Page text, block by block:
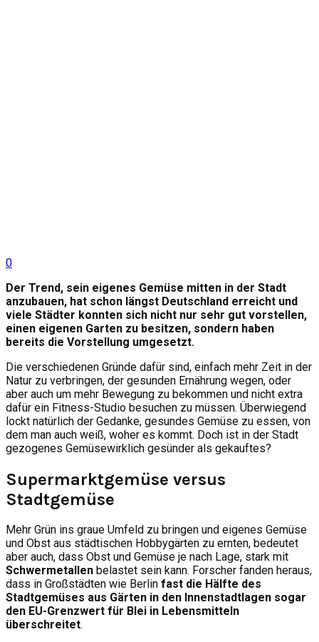
0
Der Trend, sein eigenes Gemüse mitten in der Stadt
anzubauen, hat schon längst Deutschland erreicht und
viele Städter konnten sich nicht nur sehr gut vorstellen,
einen eigenen Garten zu besitzen, sondern haben
bereits die Vorstellung umgesetzt.
Die verschiedenen Gründe dafür sind, einfach mehr Zeit in der
Natur zu verbringen, der gesunden Ernährung wegen, oder
aber auch um mehr Bewegung zu bekommen und nicht extra
dafür ein Fitness-Studio besuchen zu müssen. Überwiegend
lockt natürlich der Gedanke, gesundes Gemüse zu essen, von
dem man auch weiß, woher es kommt. Doch ist in der Stadt
gezogenes Gemüsewirklich gesünder als gekauftes?
Supermarktgemüse versus
Stadtgemüse
Mehr Grün ins graue Umfeld zu bringen und eigenes Gemüse
und Obst aus städtischen Hobbygärten zu ernten, bedeutet
aber auch, dass Obst und Gemüse je nach Lage, stark mit
Schwermetallen belastet sein kann. Forscher fanden heraus,
dass in Großstädten wie Berlin fast die Hälfte des
Stadtgemüses aus Gärten in den Innenstadtlagen sogar
den EU-Grenzwert für Blei in Lebensmitteln
überschreitet.